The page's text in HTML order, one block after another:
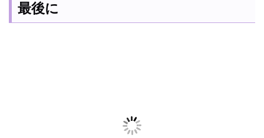
最後に